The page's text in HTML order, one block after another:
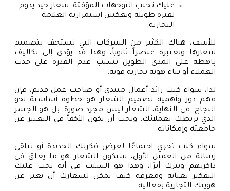
عليك تجنب التوجهات المؤقتة. شعار جيد يدوم
لفترة طويلة ويعكس استمرارية العلامة
التجارية.
للأسف، هناك الكثير من الشركات التي تستخف بتصميم
شعارها وتعتبره عنصراً ثانوياً، وهذا قد يؤدي إلى تكاليف
باهظة على المدى الطويل بسبب عدم القدرة على جذب
العملاء أو بناء هوية تجارية قوية.
لذا، سواء كنت رائد أعمال مبتدئ أو صاحب عمل قديم، فإن
فهم دور وأهمية تصميم الشعار هو خطوة أساسية نحو
النجاح. في النهاية، الشعار ليس مجرد صورة، بل هو الجسر
الذي يربطك بعملائك، ويجب أن يكون الأكفأ في التعبير عن
جامعته وإمكاناته.
سواء كنت تجري اجتماعًا لعرض فكرتك الجديدة أو تتلقى
رسالة من العميل الأول، سيكون الشعار هو ما يعلق في
ذاكرتهم ويترك أثرًا، وهذا هو السبب في أنه يجب عليك
التفكير بعناية ومعرفة كيف يمكن لشعارك أن يعبر عن
هويتك التجارية بفعالية.